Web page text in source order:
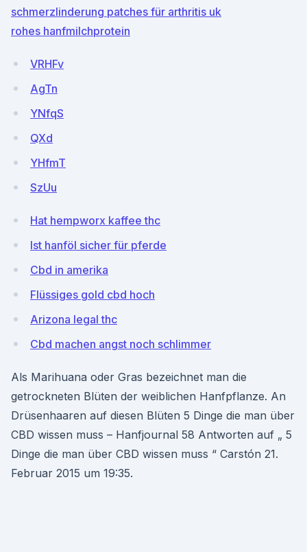
schmerzlinderung patches für arthritis uk
rohes hanfmilchprotein
VRHFv
AgTn
YNfqS
QXd
YHfmT
SzUu
Hat hempworx kaffee thc
Ist hanföl sicher für pferde
Cbd in amerika
Flüssiges gold cbd hoch
Arizona legal thc
Cbd machen angst noch schlimmer
Als Marihuana oder Gras bezeichnet man die
getrockneten Blüten der weiblichen Hanfpflanze. An
Drüsenhaaren auf diesen Blüten 5 Dinge die man über
CBD wissen muss – Hanfjournal 58 Antworten auf „ 5
Dinge die man über CBD wissen muss “ Carstón 21.
Februar 2015 um 19:35.